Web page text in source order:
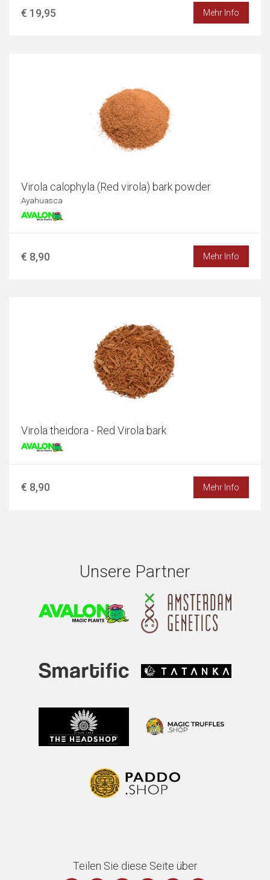
€ 19,95 Mehr Info
Virola calophyla (Red virola) bark powder
Ayahuasca
€ 8,90 Mehr Info
Virola theidora - Red Virola bark
€ 8,90 Mehr Info
Unsere Partner
Teilen Sie diese Seite über